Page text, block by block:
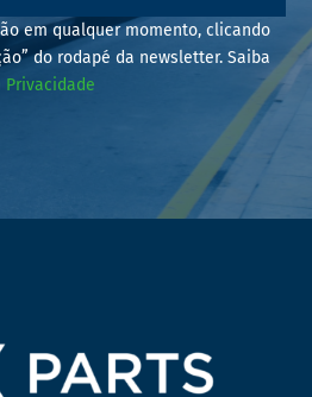
em qualquer momento, clicando
do rodapé da newsletter. Saiba